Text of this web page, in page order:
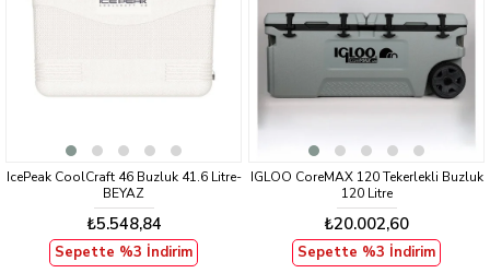
IcePeak CoolCraft 46 Buzluk 41.6 Litre-
BEYAZ
₺5.548,84
Sepette %3 İndirim
IGLOO CoreMAX 120 Tekerlekli Buzluk
120 Litre
₺20.002,60
Sepette %3 İndirim